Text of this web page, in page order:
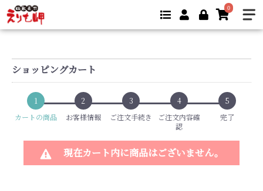
0
ショッピングカート
1
カートの商品
2
お客様情報
3
ご注文手続き
4
ご注文内容確
認
5
完了
現在カート内に商品はございません。